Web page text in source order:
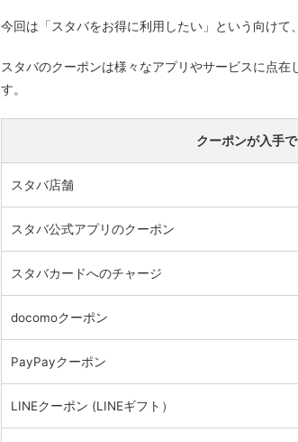
今回は「スタバをお得に利用したい」という向けて
スタバのクーポンは様々なアプリやサービスに点
す。
クーポンが入手
スタバ店舗
スタバ公式アプリのクーポン
スタバカードへのチャージ
docomoクーポン
PayPayクーポン
LINEクーポン (LINEギフト）